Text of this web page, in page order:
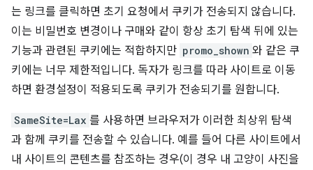
는 링크를 클릭하면 초기 요청에서 쿠키가 전송되지 않습니다.
이는 비밀번호 변경이나 구매와 같이 항상 초기 탐색 뒤에 있는
기능과 관련된 쿠키에는 적합하지만 promo_shown 와 같은 쿠
키에는 너무 제한적입니다. 독자가 링크를 따라 사이트로 이동
하면 환경설정이 적용되도록 쿠키가 전송되기를 원합니다.
SameSite=Lax 를 사용하면 브라우저가 이러한 최상위 탐색
과 함께 쿠키를 전송할 수 있습니다. 예를 들어 다른 사이트에서
내 사이트의 콘텐츠를 참조하는 경우(이 경우 내 고양이 사진을